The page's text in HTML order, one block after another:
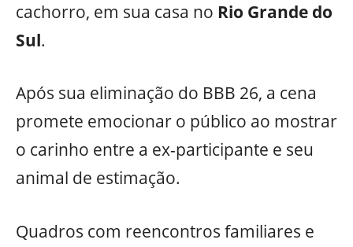
cachorro, em sua casa no Rio Grande do
Sul.
Após sua eliminação do BBB 26, a cena
promete emocionar o público ao mostrar
o carinho entre a ex-participante e seu
animal de estimação.
Quadros com reencontros familiares e